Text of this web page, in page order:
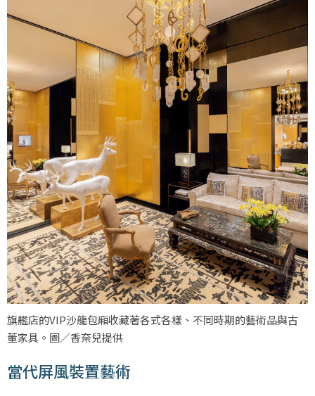
旗艦店的VIP沙龍包廂收藏著各式各樣、不同時期的藝術品與古
董家具。圖／香奈兒提供
當代屏風裝置藝術